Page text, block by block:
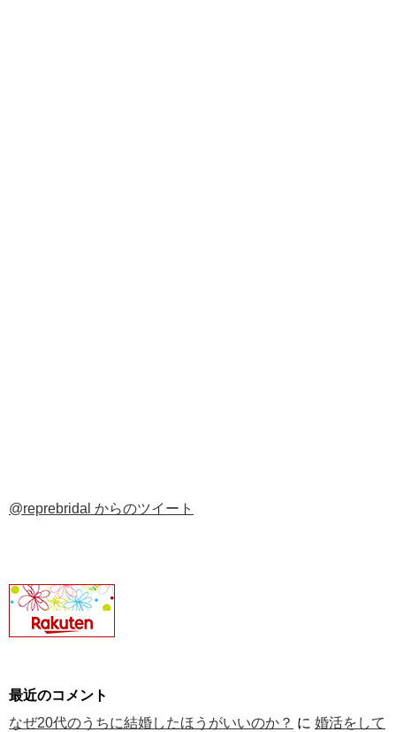
@reprebridal からのツイート
最近のコメント
なぜ20代のうちに結婚したほうがいいのか？ に 婚活をして